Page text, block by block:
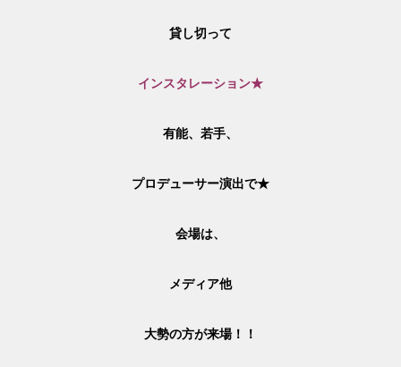
貸し切って
インスタレーション★
有能、若手、
プロデューサー演出で★
会場は、
メディア他
大勢の方が来場！！